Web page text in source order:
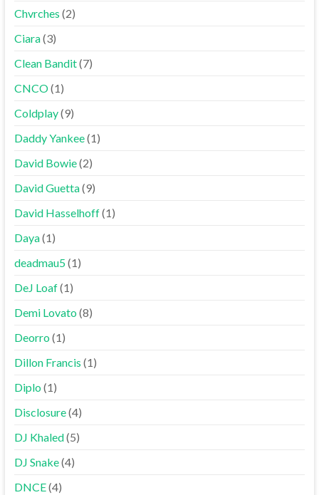
Chvrches (2)
Ciara(3)
Clean Bandit(7)
CNCO(1)
Coldplay(9)
Daddy Yankee(1)
David Bowie(2)
David Guetta(9)
David Hasselhoff(1)
Daya(1)
deadmau5(1)
DeJ Loaf(1)
Demi Lovato(8)
Deorro(1)
Dillon Francis (1)
Diplo(1)
Disclosure(4)
DJ Khaled(5)
DJ Snake(4)
DNCE(4)